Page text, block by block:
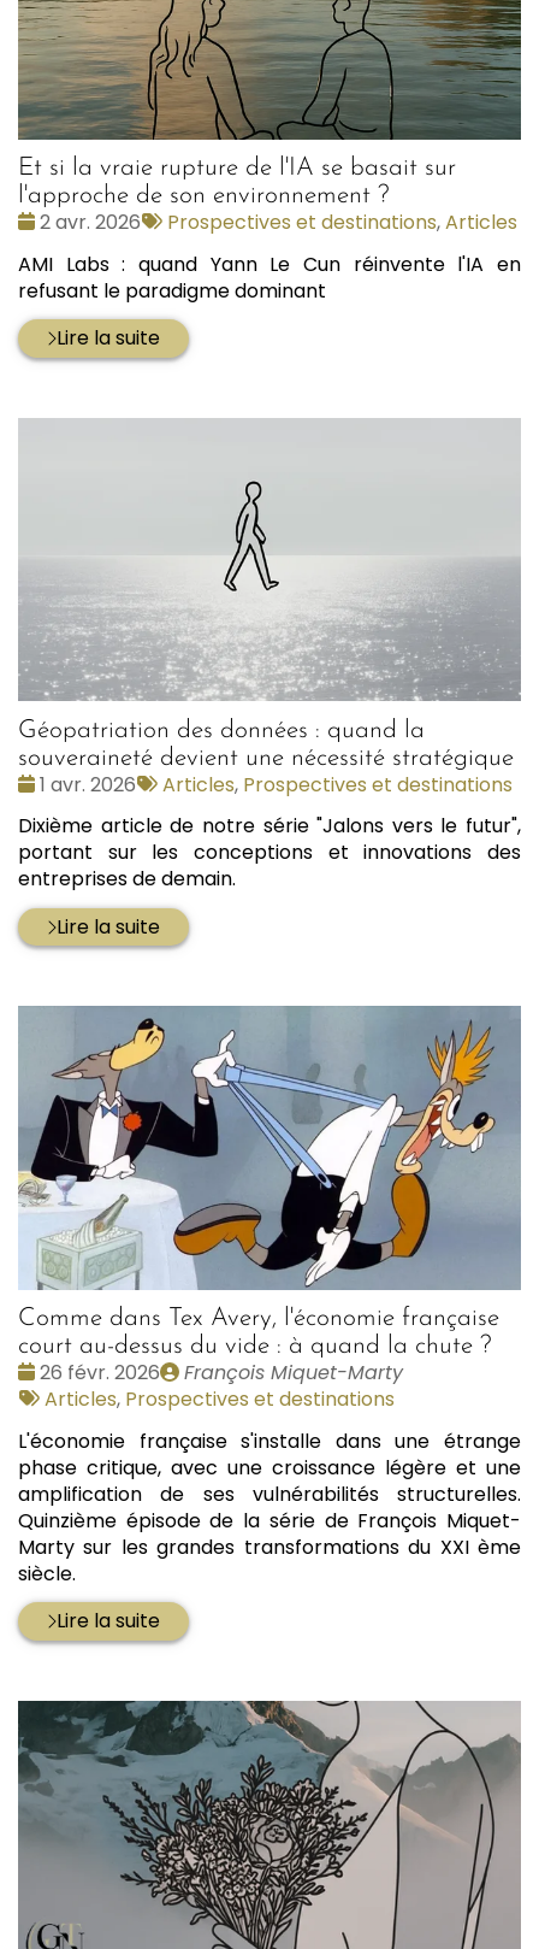
Et si la vraie rupture de l'IA se basait sur
l'approche de son environnement ?
Date
2 avr. 2026
Tags
Prospectives et destinations,Articles
AMI Labs : quand Yann Le Cun réinvente l'IA en
refusant le paradigme dominant
Lire la suite
Géopatriation des données : quand la
souveraineté devient une nécessité stratégique
Date
1 avr. 2026
Tags
Articles, Prospectives et destinations
Dixième article de notre série "Jalons vers le futur",
portant sur les conceptions et innovations des
entreprises de demain.
Lire la suite
Comme dans Tex Avery, l'économie française
court au-dessus du vide : à quand la chute ?
Date
:
26 févr. 2026
Publié
par
François Miquet-Marty
Tags
Articles, Prospectives et destinations
L'économie française s'installe dans une étrange
phase critique, avec une croissance légère et une
amplification de ses vulnérabilités structurelles.
Quinzième épisode de la série de François Miquet-
Marty sur les grandes transformations du XXI ème
siècle.
Lire la suite